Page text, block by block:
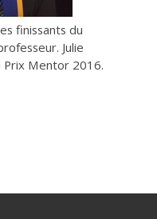
finissants du
Julie
Prix Mentor 2016.